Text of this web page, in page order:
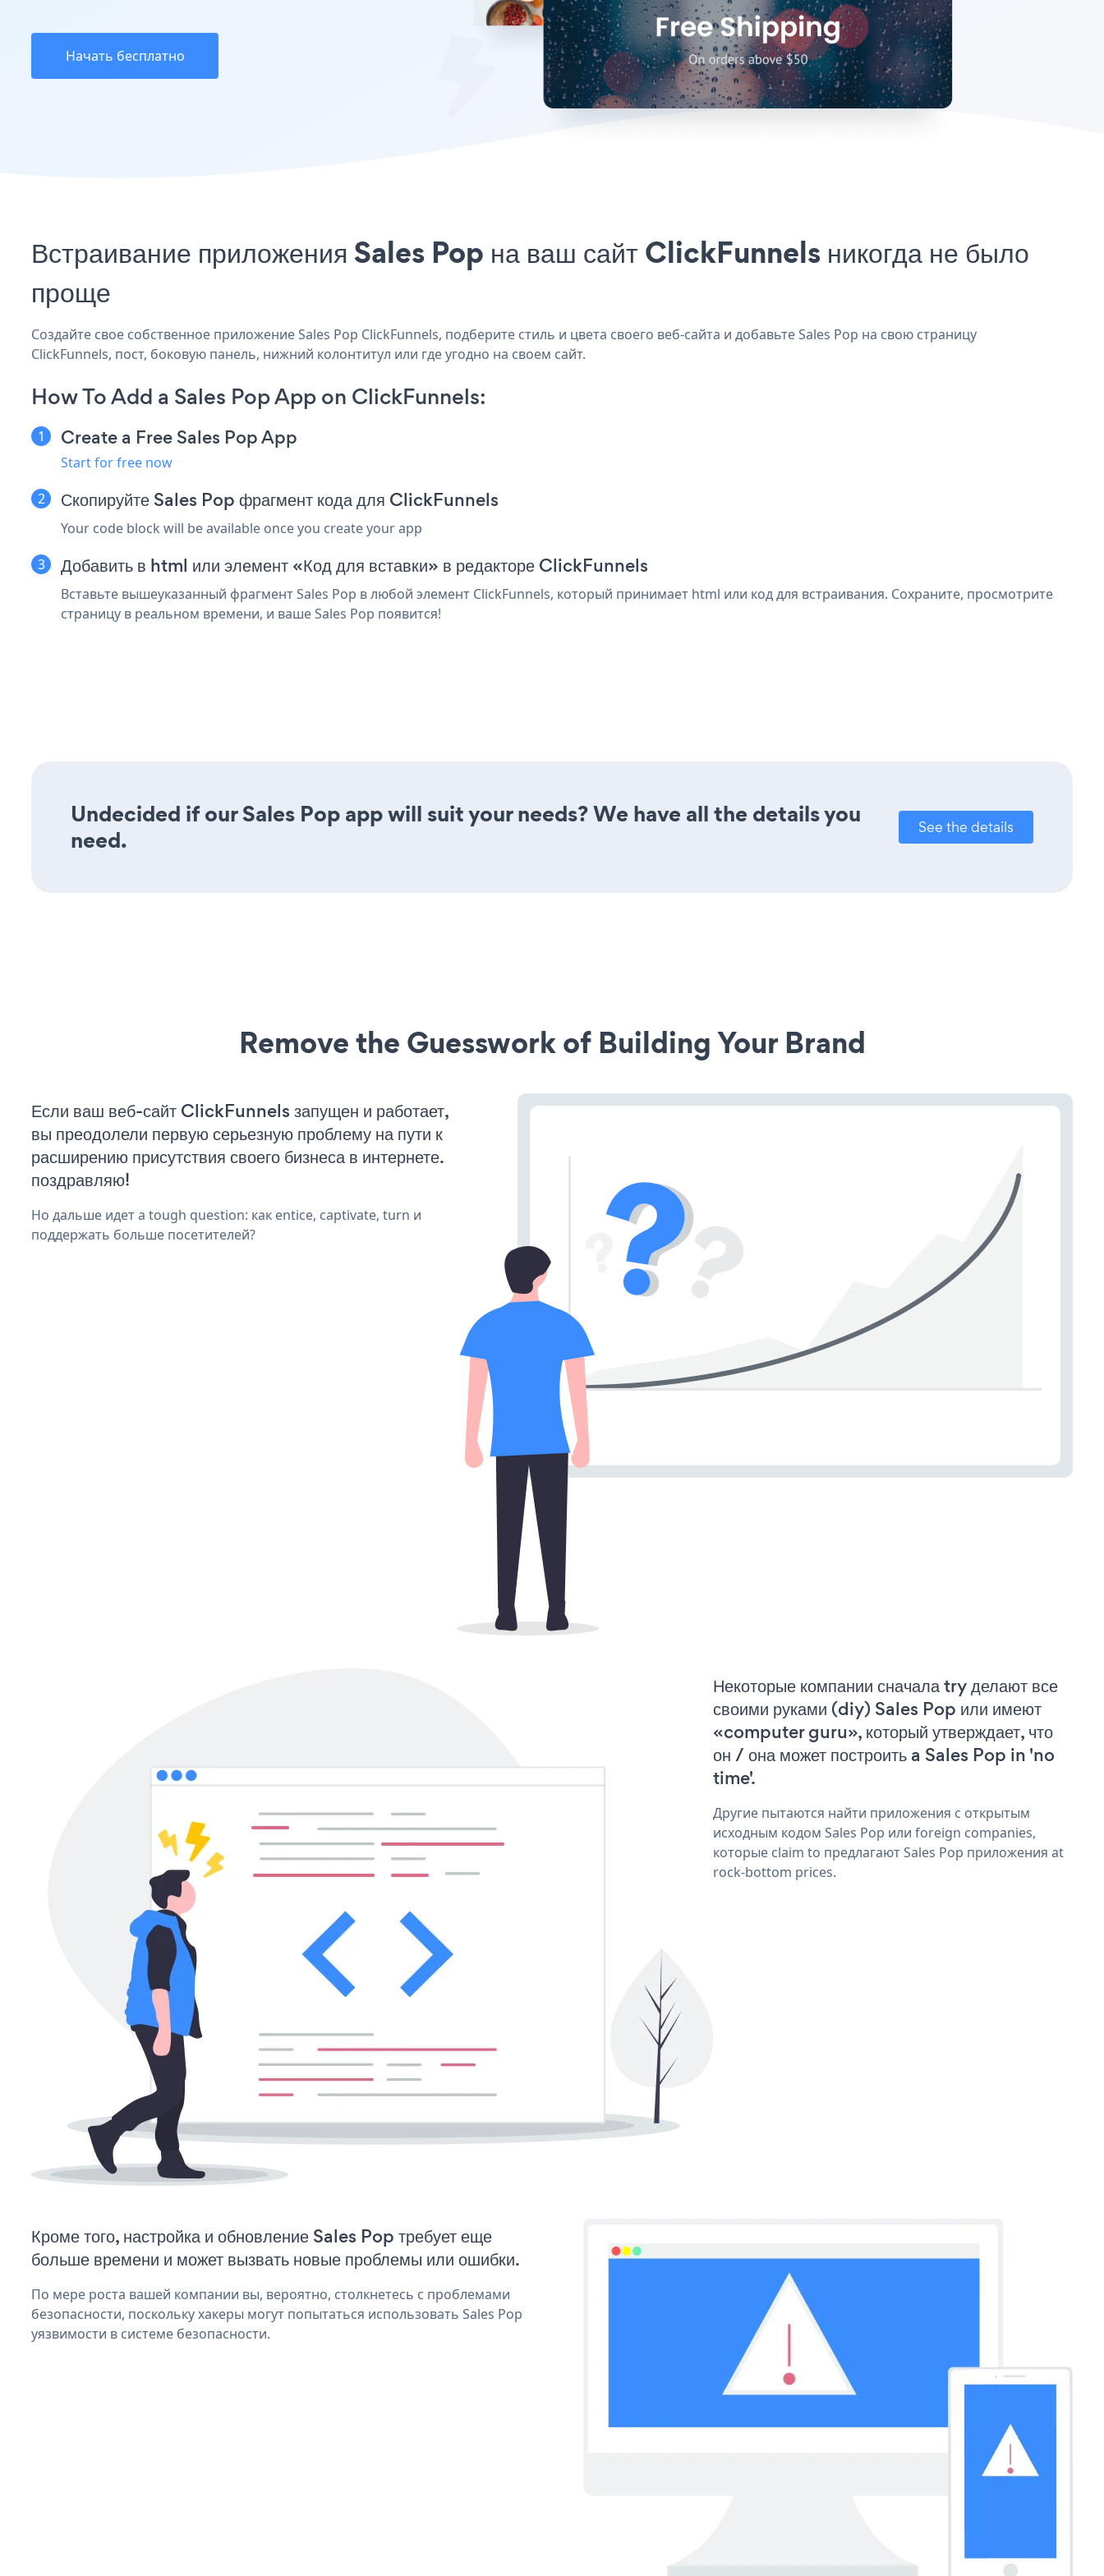
Начать бесплатно
Встраивание приложения Sales Pop на ваш сайт ClickFunnels никогда не было
проще
Создайте свое собственное приложение Sales Pop ClickFunnels, подберите стиль и цвета своего веб-сайта и добавьте Sales Pop на свою страницу
ClickFunnels, пост, боковую панель, нижний колонтитул или где угодно на своем сайт.
How To Add a Sales Pop App on ClickFunnels:
Create a Free Sales Pop App
Start for free now
Скопируйте Sales Pop фрагмент кода для ClickFunnels
Your code block will be available once you create your app
Добавить в html или элемент «Код для вставки» в редакторе ClickFunnels
Вставьте вышеуказанный фрагмент Sales Pop в любой элемент ClickFunnels, который принимает html или код для встраивания. Сохраните, просмотрите
страницу в реальном времени, и ваше Sales Pop появится!
Undecided if our Sales Pop app will suit your needs? We have all the details you
need.
See the details
Remove the Guesswork of Building Your Brand
Если ваш веб-сайт ClickFunnels запущен и работает,
вы преодолели первую серьезную проблему на пути к
расширению присутствия своего бизнеса в интернете.
поздравляю!
Но дальше идет a tough question: как entice, captivate, turn и
поддержать больше посетителей?
Некоторые компании сначала try делают все
своими руками (diy) Sales Pop или имеют
«computer guru», который утверждает, что
он / она может построить a Sales Pop in 'no
time'.
Другие пытаются найти приложения с открытым
исходным кодом Sales Pop или foreign companies,
которые claim to предлагают Sales Pop приложения at
rock-bottom prices.
Кроме того, настройка и обновление Sales Pop требует еще
больше времени и может вызвать новые проблемы или ошибки.
По мере роста вашей компании вы, вероятно, столкнетесь с проблемами
безопасности, поскольку хакеры могут попытаться использовать Sales Pop
уязвимости в системе безопасности.